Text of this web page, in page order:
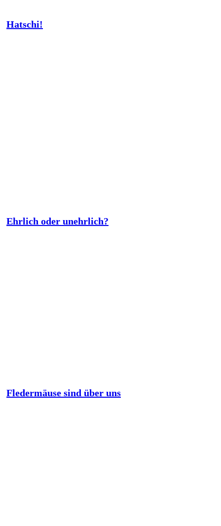
Hatschi!
Ehrlich oder unehrlich?
Fledermäuse sind über uns